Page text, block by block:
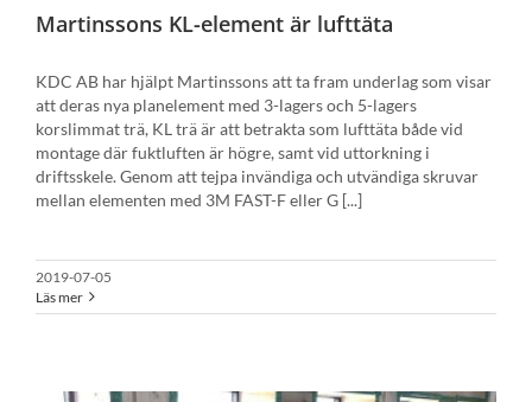
Martinssons KL-element är lufttäta
KDC AB har hjälpt Martinssons att ta fram underlag som visar
att deras nya planelement med 3-lagers och 5-lagers
korslimmat trä, KL trä är att betrakta som lufttäta både vid
montage där fuktluften är högre, samt vid uttorkning i
driftsskele. Genom att tejpa invändiga och utvändiga skruvar
mellan elementen med 3M FAST-F eller G [...]
2019-07-05
Läs mer